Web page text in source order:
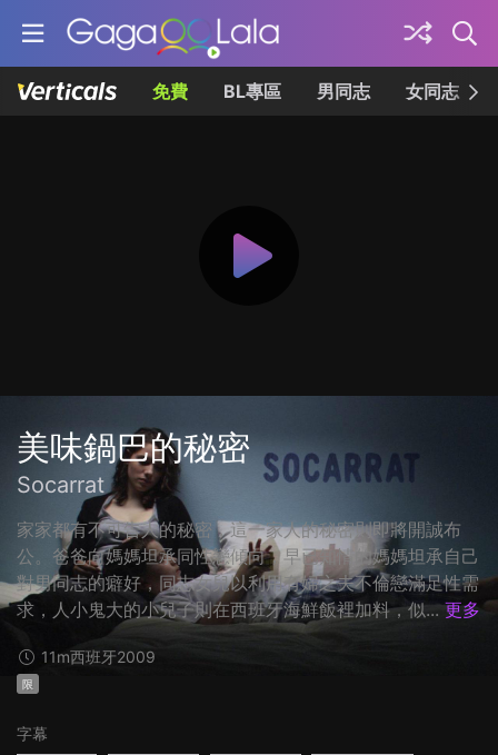
免費 BL專區 男同志 女同志
美味鍋巴的秘密
Socarrat
家家都有不可告人的秘密，這一家人的秘密則即將開誠布
公。爸爸向媽媽坦承同性戀傾向，早已知情的媽媽坦承自己
對男同志的癖好，同志女兒以利用有婦之夫不倫戀滿足性需
求，人小鬼大的小兒子則在西班牙海鮮飯裡加料，似... 更多
11m西班牙2009
限
字幕